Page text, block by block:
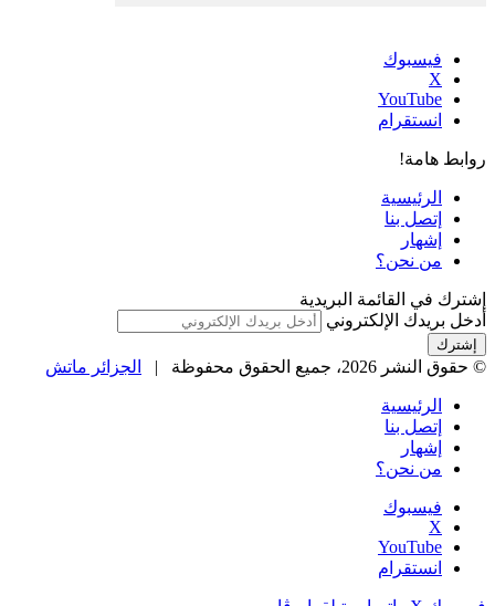
فيسبوك
‫X
‫YouTube
انستقرام
روابط هامة!
الرئيسية
إتصل بنا
إشهار
من نحن؟
إشترك في القائمة البريدية
أدخل بريدك الإلكتروني
© حقوق النشر 2026، جميع الحقوق محفوظة | الجزائر ماتش
الرئيسية
إتصل بنا
إشهار
من نحن؟
فيسبوك
‫X
‫YouTube
انستقرام